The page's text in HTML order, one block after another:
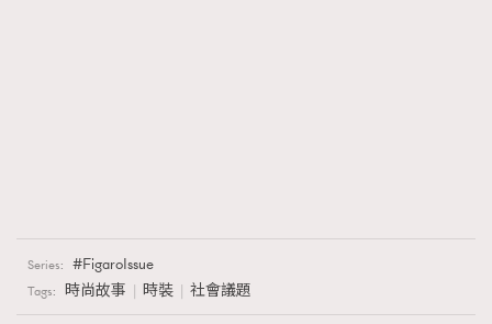
Series: FigaroIssue
Tags: 時尚故事 時裝 社會議題